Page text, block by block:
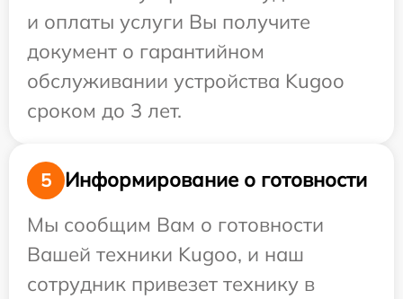
и оплаты услуги Вы получите
документ о гарантийном
обслуживании устройства Kugoo
сроком до 3 лет.
5
Информирование о готовности
Мы сообщим Вам о готовности
Вашей техники Kugoo, и наш
сотрудник привезет технику в